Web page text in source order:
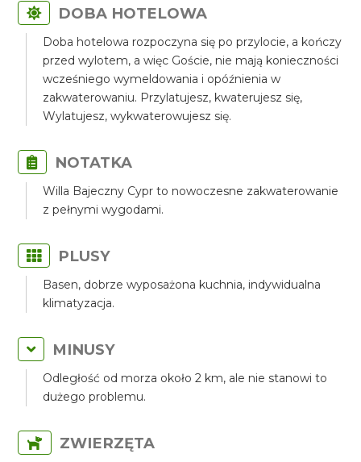
DOBA HOTELOWA
Doba hotelowa rozpoczyna się po przylocie, a kończy
przed wylotem, a więc Goście, nie mają konieczności
wcześniego wymeldowania i opóźnienia w
zakwaterowaniu. Przylatujesz, kwaterujesz się,
Wylatujesz, wykwaterowujesz się.
NOTATKA
Willa Bajeczny Cypr to nowoczesne zakwaterowanie
z pełnymi wygodami.
PLUSY
Basen, dobrze wyposażona kuchnia, indywidualna
klimatyzacja.
MINUSY
Odległość od morza około 2 km, ale nie stanowi to
dużego problemu.
ZWIERZĘTA